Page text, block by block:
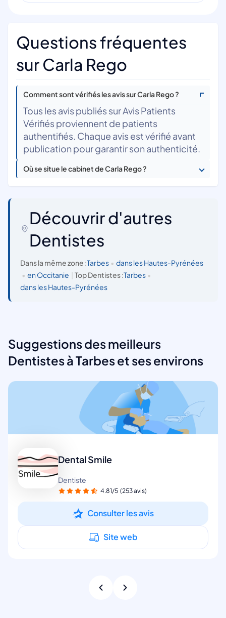
Questions fréquentes
sur Carla Rego
Comment sont vérifiés les avis sur Carla Rego ?
Tous les avis publiés sur Avis Patients
Vérifiés proviennent de patients
authentifiés. Chaque avis est vérifié avant
publication pour garantir son authenticité.
Où se situe le cabinet de Carla Rego ?
Découvrir d'autres
Dentistes
Dans la même zone :Tarbes • dans les Hautes-Pyrénées
• en Occitanie Top Dentistes :Tarbes •
dans les Hautes-Pyrénées
Suggestions des meilleurs
Dentistes à Tarbes et ses environs
Dental Smile
Dentiste
4.81/5 (253 avis)
Consulter les avis
Site web